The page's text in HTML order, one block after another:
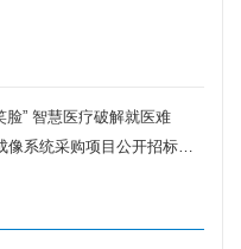
脸” 智慧医疗破解就医难
系统采购项目公开招标公告